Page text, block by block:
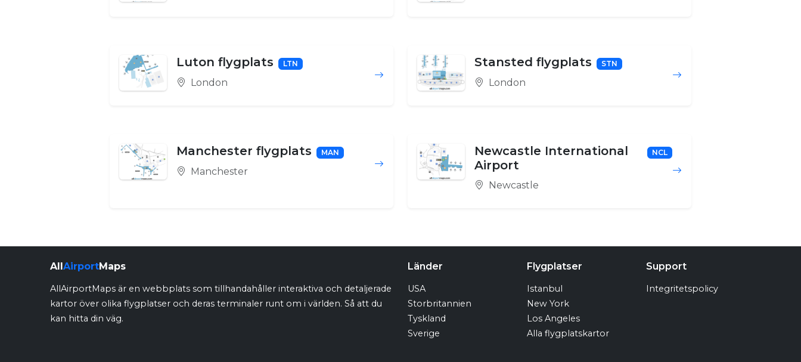
Luton flygplats LTN
London
Stansted flygplats STN
London
Manchester flygplats MAN
Manchester
Newcastle International
Airport
NCL
Newcastle
AllAirportMaps
AllAirportMaps är en webbplats som tillhandahåller interaktiva och detaljerade
kartor över olika flygplatser och deras terminaler runt om i världen. Så att du
kan hitta din väg.
Länder
USA
Storbritannien
Tyskland
Sverige
Flygplatser
Istanbul
New York
Los Angeles
Alla flygplatskartor
Support
Integritetspolicy